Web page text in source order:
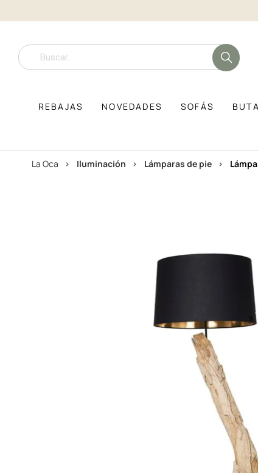
REBAJAS NOVEDADES SOFÁS
La Oca iluminación lámparas de pie